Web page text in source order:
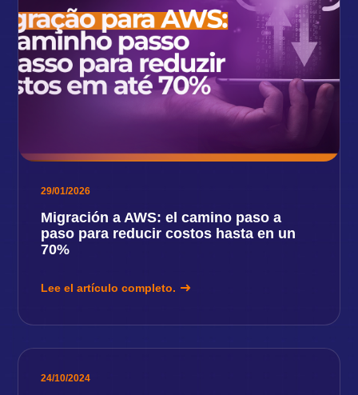
29/01/2026
Migración a AWS: el camino paso a
paso para reducir costos hasta en un
70%
Lee el artículo completo.
24/10/2024